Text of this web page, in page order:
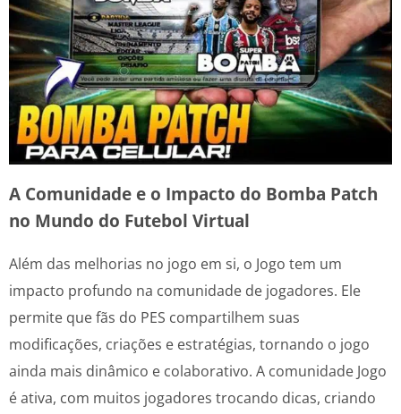
A Comunidade e o Impacto do Bomba Patch
no Mundo do Futebol Virtual
Além das melhorias no jogo em si, o Jogo tem um
impacto profundo na comunidade de jogadores. Ele
permite que fãs do PES compartilhem suas
modificações, criações e estratégias, tornando o jogo
ainda mais dinâmico e colaborativo. A comunidade Jogo
é ativa, com muitos jogadores trocando dicas, criando